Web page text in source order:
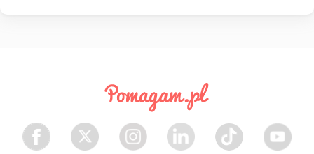
Facebook Twitter Instagram LinkedIn TikTok Youtube